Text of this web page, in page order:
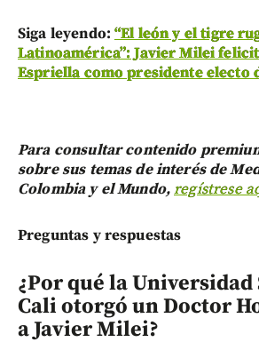
Siga leyendo:“El león y el tigre
Latinoamérica”: Javier Milei
Espriella como presidente electo
Para consultar contenido
sobre sus temas de interés de
Colombia y el Mundo,regístrese
Preguntas y respuestas
¿Por qué la Universidad
Cali otorgó un Doctor
a Javier Milei?